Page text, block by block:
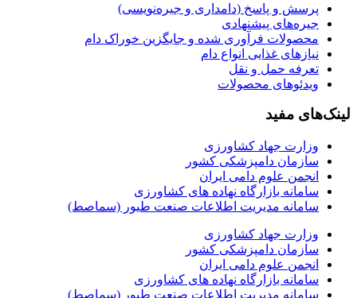
پرسش و پاسخ (دامداری و جیره‌نویسی)
جیره‌های پیشنهادی
محصولات فرآوری شده و جایگزین خوراک دام
نیازهای غذایی انواع دام
تعرفه حمل و نقل
ویدئو‌های محصولات
لینک‌های مفید
وزارت جهاد کشاورزی
سازمان دامپزشکی کشور
انجمن علوم دامی ایران
سامانه بازارگاه نهاده های کشاورزی
سامانه مدیریت اطلاعات صنعت طیور (سماصط)
وزارت جهاد کشاورزی
سازمان دامپزشکی کشور
انجمن علوم دامی ایران
سامانه بازارگاه نهاده های کشاورزی
سامانه مدیریت اطلاعات صنعت طیور (سماصط)